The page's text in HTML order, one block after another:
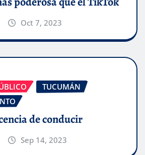
Oct 7, 2023
TUCUMÁN
de conducir
Sep 14, 2023